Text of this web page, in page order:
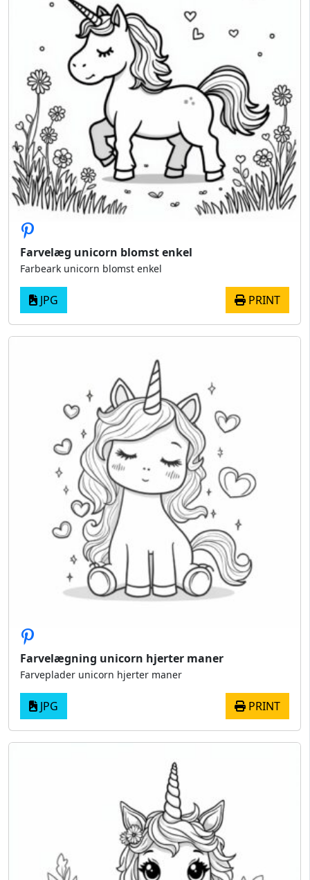
Farvelæg unicorn blomst enkel
Farbeark unicorn blomst enkel
JPG PRINT
Farvelægning unicorn hjerter maner
Farveplader unicorn hjerter maner
JPG PRINT